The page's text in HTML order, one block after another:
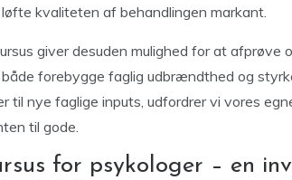
kvaliteten af behandlingen markant.
giver desuden mulighed for at
forebygge faglig udbrændthed og
til nye faglige inputs, udfordrer vi vores
til gode.
for psykologer – en